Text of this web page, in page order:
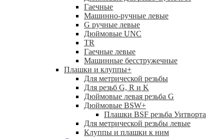
Гаечные
Машинно-ручные левые
G ручные левые
Дюймовые UNC
TR
Гаечные левые
Машинные бесстружечные
Плашки и клуппы+
Для метрической резьбы
Для резьб G, R и K
Дюймовые левая резьба G
Дюймовые BSW+
Плашки BSF резьба Уитворта
Для метрической резьбы левые
Клуппы и плашки к ним